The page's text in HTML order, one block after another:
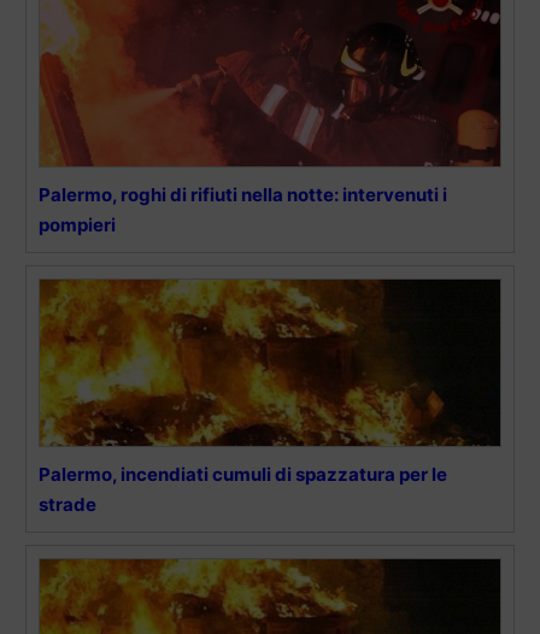
Palermo, roghi di rifiuti nella notte: intervenuti i
pompieri
Palermo, incendiati cumuli di spazzatura per le
strade